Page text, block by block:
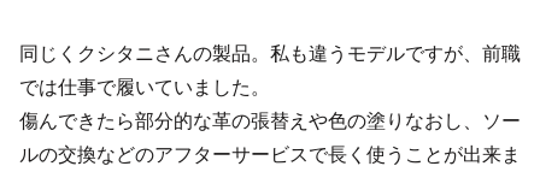
同じくクシタニさんの製品。私も違うモデルですが、前職
では仕事で履いていました。
傷んできたら部分的な革の張替えや色の塗りなおし、ソー
ルの交換などのアフターサービスで長く使うことが出来ま